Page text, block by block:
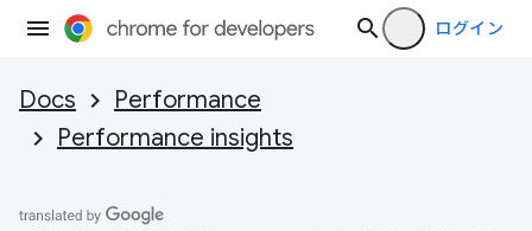
ログイン
Docs
Performance
Performance insights